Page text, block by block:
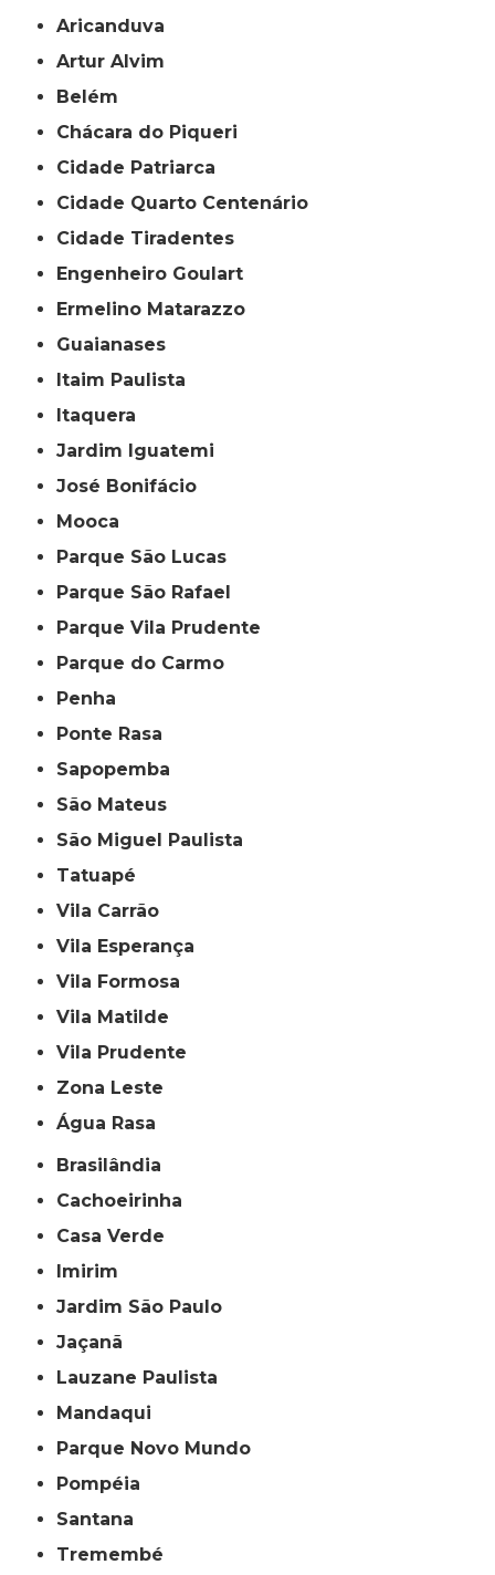
Aricanduva
Artur Alvim
Belém
Chácara do Piqueri
Cidade Patriarca
Cidade Quarto Centenário
Cidade Tiradentes
Engenheiro Goulart
Ermelino Matarazzo
Guaianases
Itaim Paulista
Itaquera
Jardim Iguatemi
José Bonifácio
Mooca
Parque São Lucas
Parque São Rafael
Parque Vila Prudente
Parque do Carmo
Penha
Ponte Rasa
Sapopemba
São Mateus
São Miguel Paulista
Tatuapé
Vila Carrão
Vila Esperança
Vila Formosa
Vila Matilde
Vila Prudente
Zona Leste
Água Rasa
Brasilândia
Cachoeirinha
Casa Verde
Imirim
Jardim São Paulo
Jaçanã
Lauzane Paulista
Mandaqui
Parque Novo Mundo
Pompéia
Santana
Tremembé